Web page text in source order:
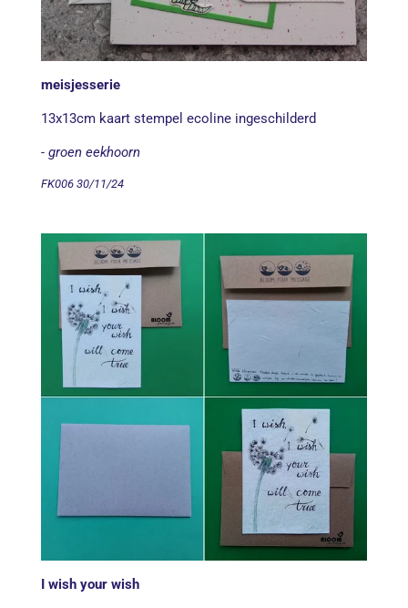
meisjesserie
13x13cm kaart stempel ecoline ingeschilderd
- groen eekhoorn
FK006 30/11/24
I wish your wish